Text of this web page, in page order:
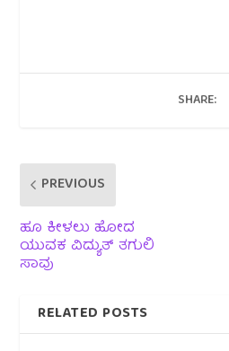
SHARE:
PREVIOUS
ಹೂ ಕೀಳಲು ಹೋದ
ಯುವಕ ವಿದ್ಯುತ್ ತಗುಲಿ
ಸಾವು
RELATED POSTS